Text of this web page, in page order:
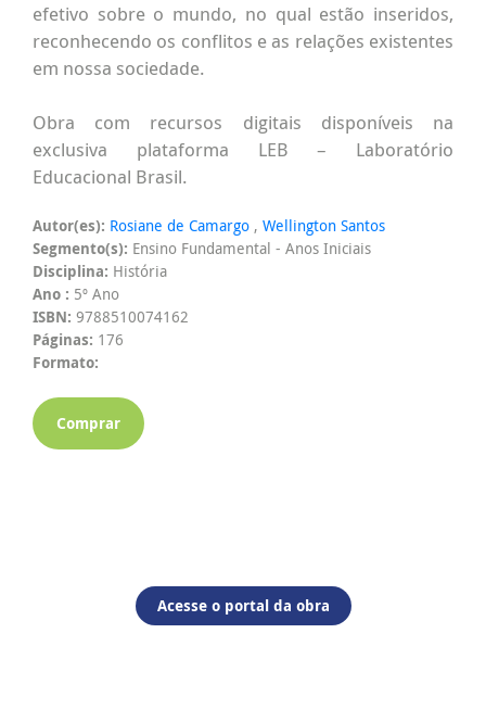
efetivo sobre o mundo, no qual estão inseridos,
reconhecendo os conflitos e as relações existentes
em nossa sociedade.
Obra com recursos digitais disponíveis na
exclusiva plataforma LEB – Laboratório
Educacional Brasil.
Autor(es): Rosiane de Camargo , Wellington Santos
Segmento(s): Ensino Fundamental - Anos Iniciais
Disciplina: História
Ano : 5º Ano
ISBN: 9788510074162
Páginas: 176
Formato:
Comprar
Acesse o portal da obra